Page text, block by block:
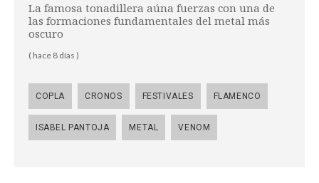
La famosa tonadillera aúna fuerzas con una de
las formaciones fundamentales del metal más
oscuro
( hace 8 días )
COPLA CRONOS FESTIVALES FLAMENCO
ISABEL PANTOJA METAL VENOM